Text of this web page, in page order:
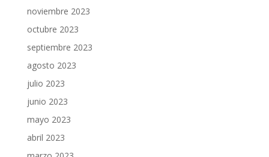
noviembre 2023
octubre 2023
septiembre 2023
agosto 2023
julio 2023
junio 2023
mayo 2023
abril 2023